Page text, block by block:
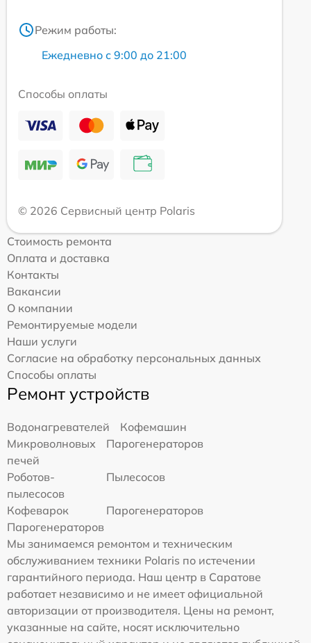
Режим работы:
Ежедневно с 9:00 до 21:00
Способы оплаты
© 2026 Сервисный центр Polaris
Стоимость ремонта
Оплата и доставка
Контакты
Вакансии
О компании
Ремонтируемые модели
Наши услуги
Согласие на обработку персональных данных
Способы оплаты
Ремонт устройств
Водонагревателей
Кофемашин
Микроволновых
печей
Парогенераторов
Роботов-
пылесосов
Пылесосов
Кофеварок
Парогенераторов
Парогенераторов
Мы занимаемся ремонтом и техническим
обслуживанием техники Polaris по истечении
гарантийного периода. Наш центр в Саратове
работает независимо и не имеет официальной
авторизации от производителя. Цены на ремонт,
указанные на сайте, носят исключительно